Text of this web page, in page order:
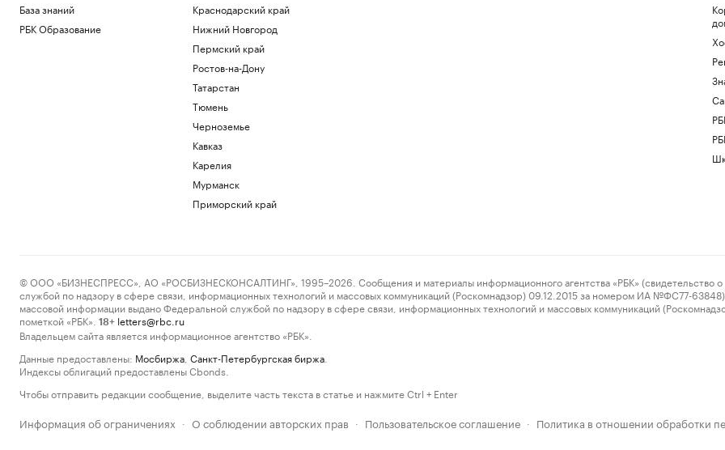
База знаний
РБК Образование
Краснодарский край
Нижний Новгород
Пермский край
Ростов-на-Дону
Татарстан
Тюмень
Черноземье
Кавказ
Карелия
Мурманск
Приморский край
© ООО «БИЗНЕСПРЕСС», АО «РОСБИЗНЕСКОНСАЛТИНГ», 1995–2026. Сообщения и материалы информационного агентства «РБК» (свидетельство о
службой по надзору в сфере связи, информационных технологий и массовых коммуникаций (Роскомнадзор) 09.12.2015 за номером ИА №ФС77-63848)
массовой информации выдано Федеральной службой по надзору в сфере связи, информационных технологий и массовых коммуникаций
пометкой «РБК».
18+ letters@rbc.ru
Владельцем сайта является информационное агентство «РБК».
Данные предоставлены: Мосбиржа Санкт-Петербургская биржа
Индексы облигаций предоставлены Cbonds.
Чтобы отправить редакции сообщение, выделите часть текста в статье и нажмите Ctrl + Enter
Информация об ограничениях · О соблюдении авторских прав · Пользовательское соглашение · Политика в отношении обработки